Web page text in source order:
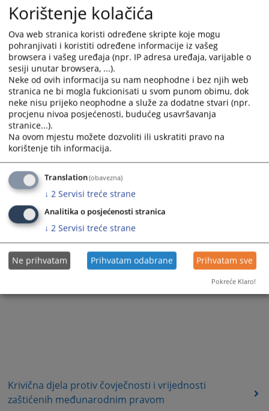
Krivična djela protiv čovječnosti i vrijednosti
zaštićenih međunarodnim pravom
Trenutno nema vijesti
Korištenje kolačića
Ova web stranica koristi određene skripte koje mogu
pohranjivati i koristiti određene informacije iz vašeg
browsera i vašeg uređaja (npr. IP adresa uređaja, varijable o
sesiji unutar browsera, ...).
Neke od ovih informacija su nam neophodne i bez njih web
stranica ne bi mogla fukcionisati u svom punom obimu, dok
neke nisu prijeko neophodne a služe za dodatne stvari (npr.
procjenu nivoa posjećenosti, budućeg usavršavanja
stranice...).
Na ovom mjestu možete dozvoliti ili uskratiti pravo na
korištenje tih informacija.
Translation(obavezna)
↓ 2 Servisi treće strane
Analitika o posjećenosti stranica
↓ 2 Servisi treće strane
Ne prihvatam Prihvatam odabrane Prihvatam sve
Pokreće Klaro!